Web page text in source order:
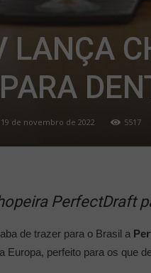
LANÇA
19 de novembro de 2022 5517
PerfectDraft
de trazer para o Brasil a
Europa, perfeito para os que